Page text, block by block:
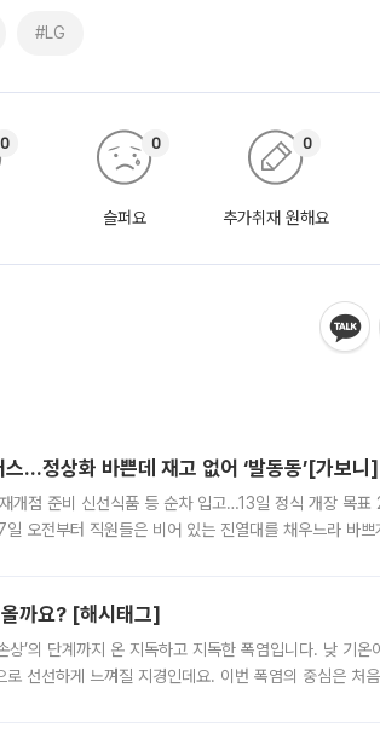
#LG
0
슬퍼요
0
추가취재 원해요
0
…정상화 바쁜데 재고 없어 ‘발동동’[가보니]
개점 준비 신선식품 등 순차 입고…13일 정식 개장 목표
오전부터 직원들은 비어 있는 진열대를 채우느라 바
까요? [해시태그]
상’의 단계까지 온 지독하고 지독한 폭염입니다. 낮 기
선선하게 느껴질 지경인데요. 이번 폭염의 중심은 처